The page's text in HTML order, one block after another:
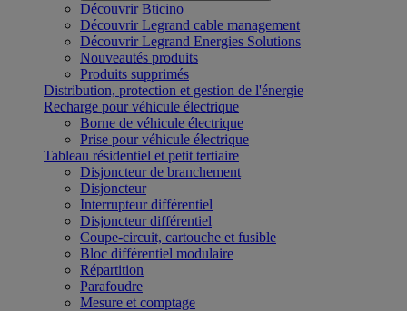
Découvrir Bticino
Découvrir Legrand cable management
Découvrir Legrand Energies Solutions
Nouveautés produits
Produits supprimés
Distribution, protection et gestion de l'énergie
Recharge pour véhicule électrique
Borne de véhicule électrique
Prise pour véhicule électrique
Tableau résidentiel et petit tertiaire
Disjoncteur de branchement
Disjoncteur
Interrupteur différentiel
Disjoncteur différentiel
Coupe-circuit, cartouche et fusible
Bloc différentiel modulaire
Répartition
Parafoudre
Mesure et comptage